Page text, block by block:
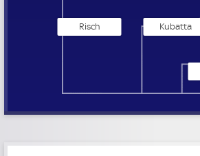
Kubatta
Risch